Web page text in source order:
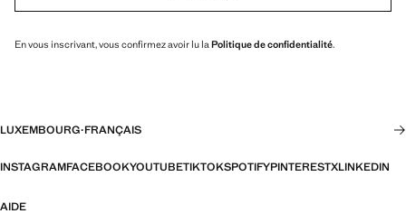
En vous inscrivant, vous confirmez avoir lu la Politique de confidentialité.
LUXEMBOURG·FRANÇAIS
INSTAGRAMFACEBOOKYOUTUBETIKTOKSPOTIFYPINTERESTXLINKEDIN
AIDE